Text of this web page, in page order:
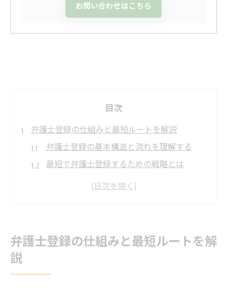
お問い合わせはこちら
目次
弁護士登録の仕組みと最短ルートを解説
弁護士登録の基本構造と流れを理解する
最短で弁護士登録するための戦略とは
弁護士登録年齢や合格ルートの最新動向
必要書類準備で失敗しない登録の流れ
弁護士登録に必要な書類と記入の注意点
弁護士登録の仕組みと最短ルートを解
説